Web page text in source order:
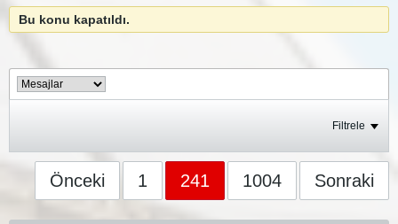
Bu konu kapatıldı.
Filtrele
Önceki 1 241 1004 Sonraki